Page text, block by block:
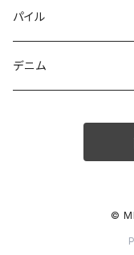
パイル
デニム
©